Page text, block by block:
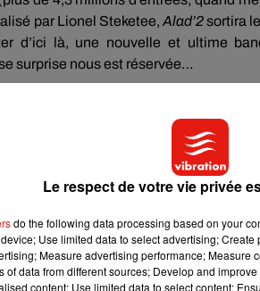
par Lionel Steketee, Alad’2sortira
d’ici là, une nouvelle et ultime
surprise nous est réservée…
de rêve
ci-dessous à 0 :52 )
du film,
n’a
brèves apparitions dans la suite des
principal, on retrouve Jamel
et épouser la Princesse,
Le respect de votre vie privée
do the following data processing based on your
Use limited data to select advertising;
Measure advertising performance; Measure
of data from different sources; Develop and
content; Use limited data to select content;